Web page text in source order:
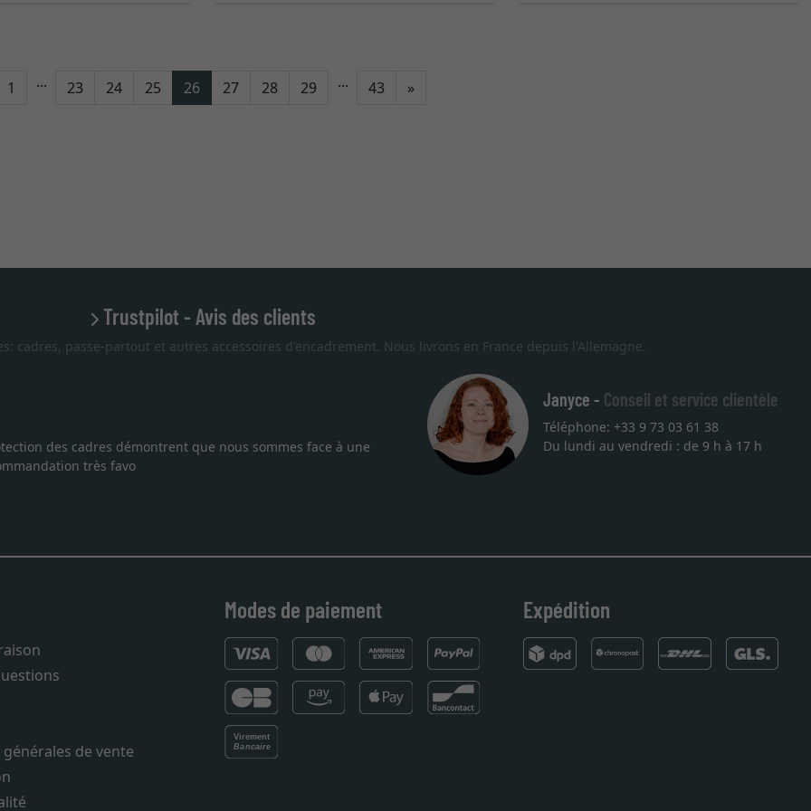
1 ... 23 24 25 26 27 28 29 ... 43 »Continuer
Trustpilot - Avis des clients
cadres, passe-partout et autres accessoires d'encadrement. Nous livrons en France depuis l'Allemagne.
je suis tombée sur ce site. Le choix et la qualité sont au rendez
dans les temps. J'espère revenir pour une autre commande. Merci.
Janyce - Conseil et service clientèle
Téléphone: +33 9 73 03 61 38
Du lundi au vendredi : de 9 h à 17 h
de vente
Modes de paiement Expédition